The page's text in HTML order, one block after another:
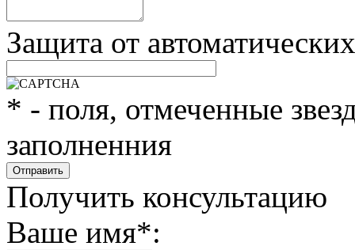
Защита от
* - поля, отмеченные
заполненния
Получить консультацию
Ваше имя*: